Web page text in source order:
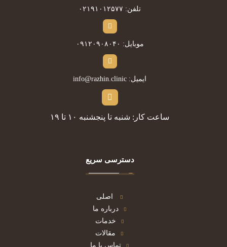
تلفن: ۰۲۱۹۱۰۱۲۵۷۷
موبایل: ۰۹۱۲۰۹۰۸۰۴۰
ایمیل: info@razhin.clinic
ساعت کار: شنبه تا پنجشنبه ۱۰ تا ۱۹
دسترسی سریع
اصلی
درباره ما
خدمات
مقالات
تماس با ما